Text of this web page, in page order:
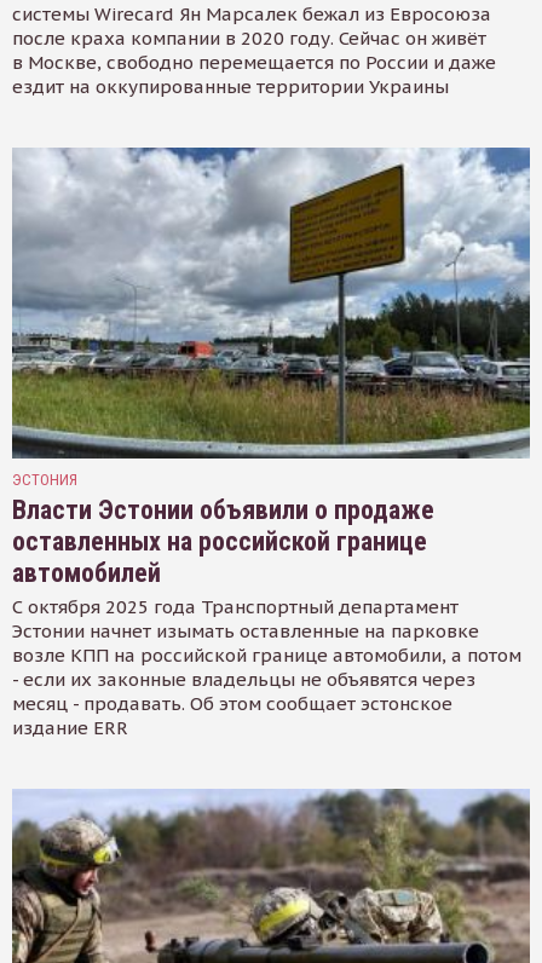
системы Wirecard Ян Марсалек бежал из Евросоюза
после краха компании в 2020 году. Сейчас он живёт
в Москве, свободно перемещается по России и даже
ездит на оккупированные территории Украины
ЭСТОНИЯ
Власти Эстонии объявили о продаже
оставленных на российской границе
автомобилей
С октября 2025 года Транспортный департамент
Эстонии начнет изымать оставленные на парковке
возле КПП на российской границе автомобили, а потом
- если их законные владельцы не объявятся через
месяц - продавать. Об этом сообщает эстонское
издание ERR